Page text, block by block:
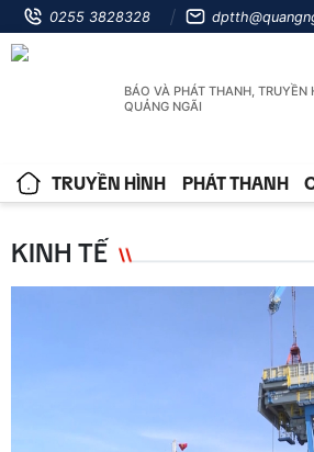
0255 3828328
BÁO VÀ PHÁT THANH, TRUYỀN
QUẢNG NGÃI
TRUYỀN HÌNH PHÁT THANH
KINH TẾ